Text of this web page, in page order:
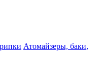
Атомайзеры, баки,